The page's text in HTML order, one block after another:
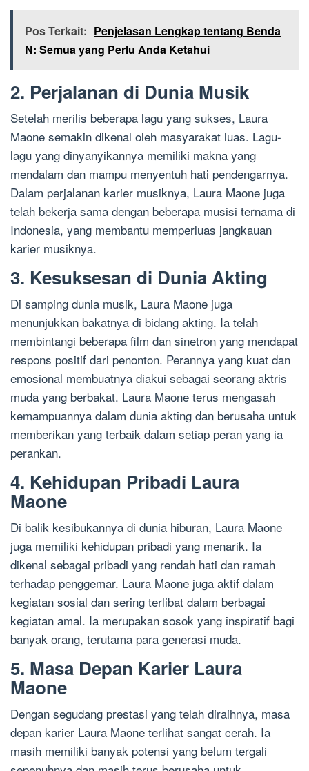
Pos Terkait: Penjelasan Lengkap tentang Benda
N: Semua yang Perlu Anda Ketahui
2. Perjalanan di Dunia Musik
Setelah merilis beberapa lagu yang sukses, Laura
Maone semakin dikenal oleh masyarakat luas. Lagu-
lagu yang dinyanyikannya memiliki makna yang
mendalam dan mampu menyentuh hati pendengarnya.
Dalam perjalanan karier musiknya, Laura Maone juga
telah bekerja sama dengan beberapa musisi ternama di
Indonesia, yang membantu memperluas jangkauan
karier musiknya.
3. Kesuksesan di Dunia Akting
Di samping dunia musik, Laura Maone juga
menunjukkan bakatnya di bidang akting. Ia telah
membintangi beberapa film dan sinetron yang mendapat
respons positif dari penonton. Perannya yang kuat dan
emosional membuatnya diakui sebagai seorang aktris
muda yang berbakat. Laura Maone terus mengasah
kemampuannya dalam dunia akting dan berusaha untuk
memberikan yang terbaik dalam setiap peran yang ia
perankan.
4. Kehidupan Pribadi Laura
Maone
Di balik kesibukannya di dunia hiburan, Laura Maone
juga memiliki kehidupan pribadi yang menarik. Ia
dikenal sebagai pribadi yang rendah hati dan ramah
terhadap penggemar. Laura Maone juga aktif dalam
kegiatan sosial dan sering terlibat dalam berbagai
kegiatan amal. Ia merupakan sosok yang inspiratif bagi
banyak orang, terutama para generasi muda.
5. Masa Depan Karier Laura
Maone
Dengan segudang prestasi yang telah diraihnya, masa
depan karier Laura Maone terlihat sangat cerah. Ia
masih memiliki banyak potensi yang belum tergali